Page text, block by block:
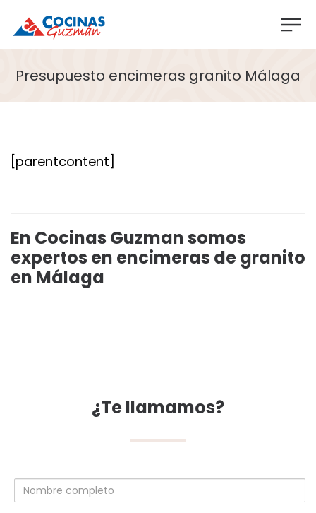
Presupuesto encimeras granito Málaga
[parentcontent]
En Cocinas Guzman somos
expertos en encimeras de granito
en Málaga
¿Te llamamos?
Nombre
completo